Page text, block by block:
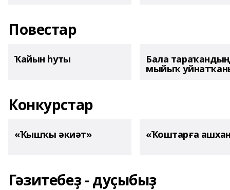
Повестар
Ҡайын һуты Бала тараҡандың
мыйыҡ
Конкурстар
«Ҡышҡы әкиәт» «Ҡоштарға
Гәзитебеҙ - дуҫыбыҙ